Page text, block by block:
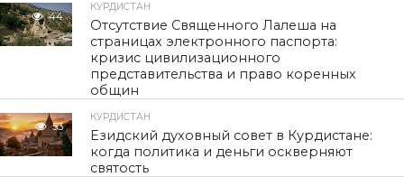
44
КУРДИСТАН
Отсутствие Священного Лалеша на
страницах электронного паспорта:
кризис цивилизационного
представительства и право коренных
общин
53
КУРДИСТАН
Езидский духовный совет в Курдистане:
когда политика и деньги оскверняют
святость